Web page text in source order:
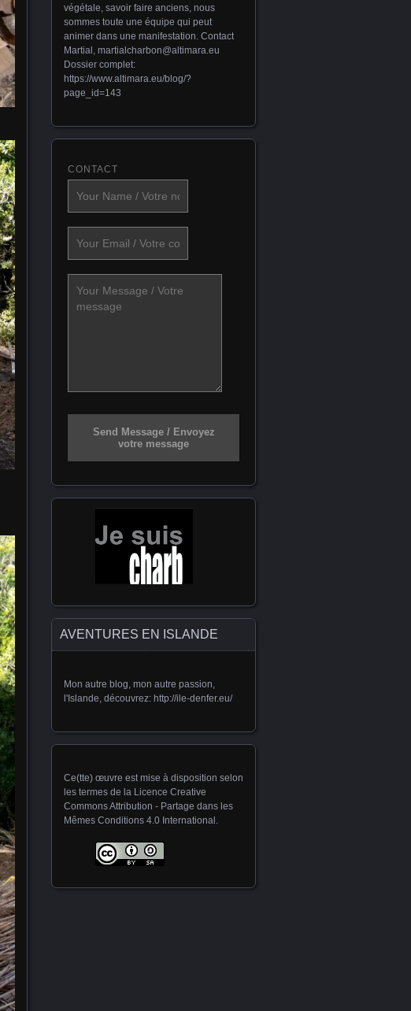
végétale, savoir faire anciens, nous
sommes toute une équipe qui peut
animer dans une manifestation. Contact
Martial, martialcharbon@altimara.eu
Dossier complet:
https://www.altimara.eu/blog/?
page_id=143
CONTACT
Send Message / Envoyez
votre message
AVENTURES EN ISLANDE
Mon autre blog, mon autre passion,
l'Islande, découvrez: http://ile-denfer.eu/
Ce(tte) œuvre est mise à disposition selon
les termes de la Licence Creative
Commons Attribution - Partage dans les
Mêmes Conditions 4.0 International .